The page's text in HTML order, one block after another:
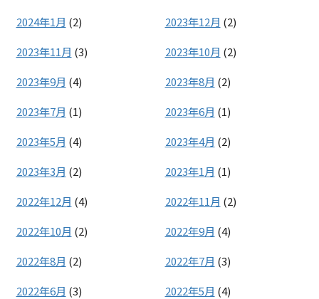
2024年1月 (2) 2023年12月 (2)
2023年11月 (3) 2023年10月 (2)
2023年9月 (4) 2023年8月 (2)
2023年7月 (1) 2023年6月 (1)
2023年5月 (4) 2023年4月 (2)
2023年3月 (2) 2023年1月 (1)
2022年12月 (4) 2022年11月 (2)
2022年10月 (2) 2022年9月 (4)
2022年8月 (2) 2022年7月 (3)
2022年6月 (3) 2022年5月 (4)